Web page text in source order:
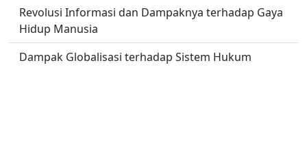
Revolusi Informasi dan Dampaknya terhadap Gaya
Hidup Manusia
Dampak Globalisasi terhadap Sistem Hukum